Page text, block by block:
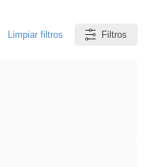
Limpiar filtros Filtros